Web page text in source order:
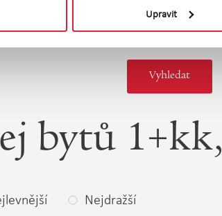
Upravit
bytů
Nejdražší